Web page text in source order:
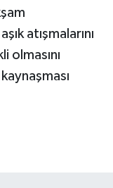
atışmalarını
olmasını